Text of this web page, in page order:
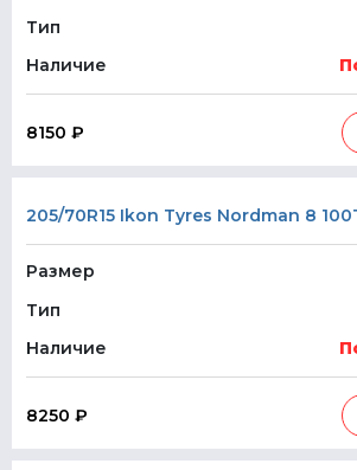
Тип
Наличие
8150 ₽
205/70R15 Ikon Tyres Nordman 8
Размер
Тип
Наличие
8250 ₽